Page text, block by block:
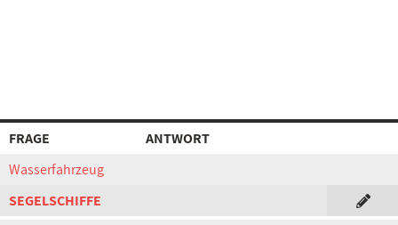
FRAGE
ANTWORT
Wasserfahrzeug
SEGELSCHIFFE